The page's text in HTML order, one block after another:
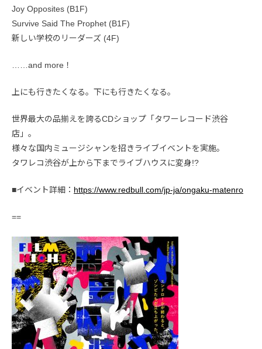
Joy Opposites (B1F)
Survive Said The Prophet (B1F)
新しい学校のリーダーズ (4F)
……and more！
上にも行きたくなる。下にも行きたくなる。
世界最大の品揃えを誇るCDショップ「タワーレコード渋谷
店」。
様々な国内ミュージシャンを招きライブイベントを実施。
タワレコ渋谷が上から下までライブハウスに変身!?
■イベント詳細： https://www.redbull.com/jp-ja/ongaku-matenro
==